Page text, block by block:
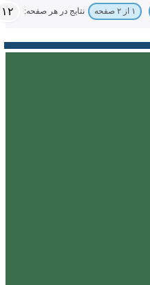
۱ از ۲ صفحه نتایج در هر صفحه: ۱۲